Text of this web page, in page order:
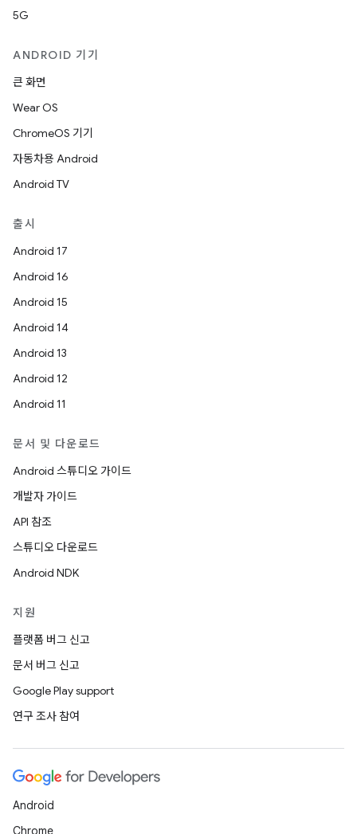
5G
ANDROID 기기
큰 화면
Wear OS
ChromeOS 기기
자동차용 Android
Android TV
출시
Android 17
Android 16
Android 15
Android 14
Android 13
Android 12
Android 11
문서 및 다운로드
Android 스튜디오 가이드
개발자 가이드
API 참조
스튜디오 다운로드
Android NDK
지원
플랫폼 버그 신고
문서 버그 신고
Google Play support
연구 조사 참여
Android
Chrome